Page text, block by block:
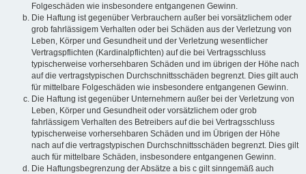
Folgeschäden wie insbesondere entgangenen Gewinn.
Die Haftung ist gegenüber Verbrauchern außer bei vorsätzlichem oder
grob fahrlässigem Verhalten oder bei Schäden aus der Verletzung von
Leben, Körper und Gesundheit und der Verletzung wesentlicher
Vertragspflichten (Kardinalpflichten) auf die bei Vertragsschluss
typischerweise vorhersehbaren Schäden und im übrigen der Höhe nach
auf die vertragstypischen Durchschnittsschäden begrenzt. Dies gilt auch
für mittelbare Folgeschäden wie insbesondere entgangenen Gewinn.
Die Haftung ist gegenüber Unternehmern außer bei der Verletzung von
Leben, Körper und Gesundheit oder vorsätzlichem oder grob
fahrlässigem Verhalten des Betreibers auf die bei Vertragsschluss
typischerweise vorhersehbaren Schäden und im Übrigen der Höhe
nach auf die vertragstypischen Durchschnittsschäden begrenzt. Dies gilt
auch für mittelbare Schäden, insbesondere entgangenen Gewinn.
Die Haftungsbegrenzung der Absätze a bis c gilt sinngemäß auch